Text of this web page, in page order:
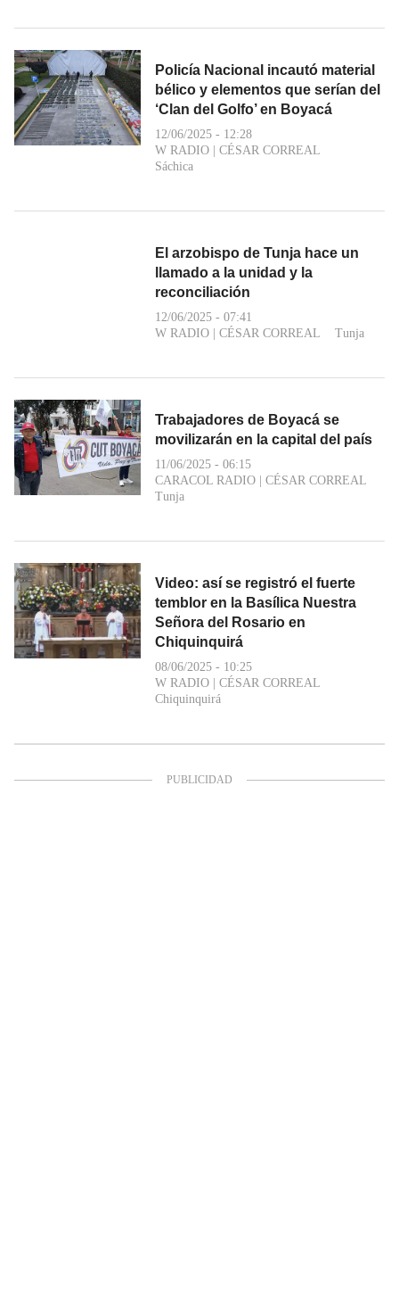
Policía Nacional incautó material
bélico y elementos que serían del
‘Clan del Golfo’ en Boyacá
12/06/2025 - 12:28
W RADIO
CÉSAR CORREAL
Sáchica
El arzobispo de Tunja hace un
llamado a la unidad y la
reconciliación
12/06/2025 - 07:41
W RADIO
CÉSAR CORREAL Tunja
Trabajadores de Boyacá se
movilizarán en la capital del país
11/06/2025 - 06:15
CARACOL RADIO
CÉSAR CORREAL
Tunja
Video: así se registró el fuerte
temblor en la Basílica Nuestra
Señora del Rosario en
Chiquinquirá
08/06/2025 - 10:25
W RADIO
CÉSAR CORREAL
Chiquinquirá